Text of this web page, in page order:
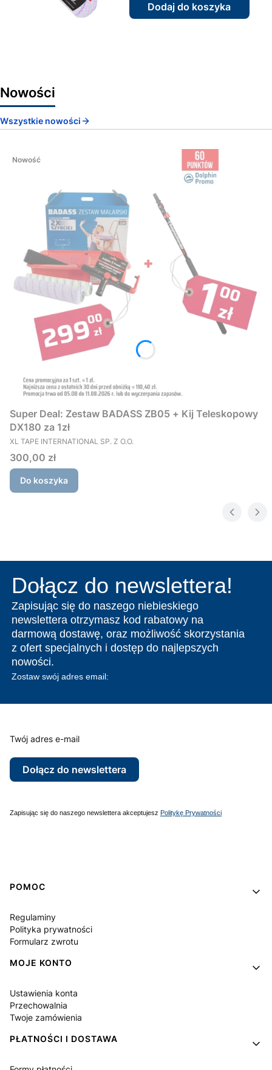
Dodaj do koszyka
Nowości
Wszystkie nowości
Nowość
Super Deal: Zestaw BADASS ZB05 + Kij Teleskopowy
DX180 za 1zł
PRODUCENT
XL TAPE INTERNATIONAL SP. Z O.O.
Cena
300,00 zł
Do koszyka
Dołącz do newslettera!
Zapisując się do naszego niebieskiego
newslettera otrzymasz kod rabatowy na
darmową dostawę, oraz możliwość skorzystania
z ofert specjalnych i dostęp do najlepszych
nowości.
Zostaw swój adres email:
Twój adres e-mail
Dołącz do newslettera
Zapisując się do naszego newslettera akceptujesz Politykę Prywatności
Linki w stopce
POMOC
Regulaminy
Polityka prywatności
Formularz zwrotu
MOJE KONTO
Ustawienia konta
Przechowalnia
Twoje zamówienia
PŁATNOŚCI I DOSTAWA